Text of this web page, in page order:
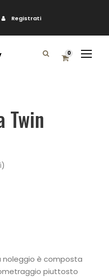
Registrati
0
Twin
è composta
piuttosto